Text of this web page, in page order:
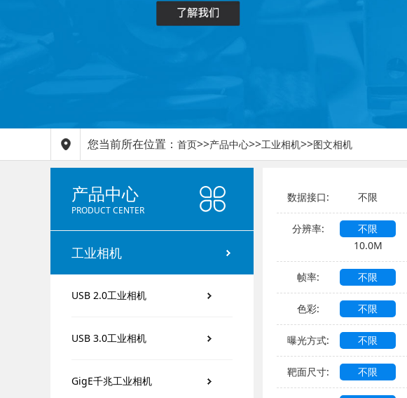
您当前所在位置： 首页>>产品中心>>工业相机>>图文相机
产品中心
PRODUCT CENTER
工业相机
USB 2.0工业相机
USB 3.0工业相机
GigE千兆工业相机
数据接口: 不限
分辨率: 不限
10.0M
帧率: 不限
色彩: 不限
曝光方式: 不限
靶面尺寸: 不限